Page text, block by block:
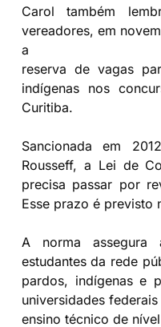
Carol também
vereadores, em
a
reserva de vagas
indígenas nos
Curitiba.
Sancionada em
Rousseff, a Lei de
precisa passar por
Esse prazo é previsto
A norma
estudantes da rede
pardos, indígenas e
universidades
ensino técnico de